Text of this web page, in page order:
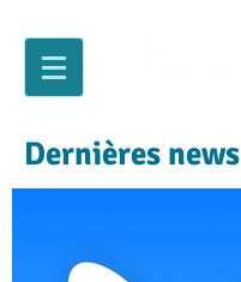
Dernières news